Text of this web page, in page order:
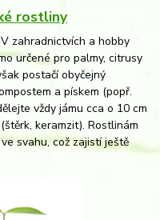
rostliny
zahradnictvích a hobby
určené pro palmy, citrusy
postačí obyčejný
a pískem (popř.
vždy jámu cca o 10 cm
keramzit). Rostlinám
svahu, což zajistí ještě